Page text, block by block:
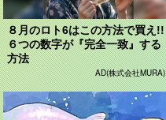
８月のロト6はこの方法で買え!!
６つの数字が『完全一致』する
方法
AD(株式会社MURA)